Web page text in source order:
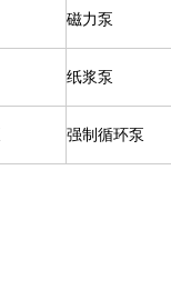
磁力泵
纸浆泵
强制循环泵